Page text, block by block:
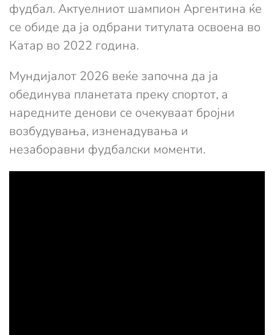
фудбал. Актуелниот шампион Аргентина ќе
се обиде да ја одбрани титулата освоена во
Катар во 2022 година.
Мундијалот 2026 веќе започна да ја
обединува планетата преку спортот, а
наредните денови се очекуваат бројни
возбудувања, изненадувања и
незаборавни фудбалски моменти.